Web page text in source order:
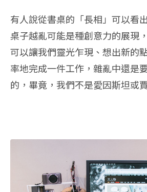
有人說從書桌的「長相」可以看
桌子越亂可能是種創意力的展現
可以讓我們靈光乍現、想出新的
率地完成一件工作，雜亂中還是
的，畢竟，我們不是愛因斯坦或